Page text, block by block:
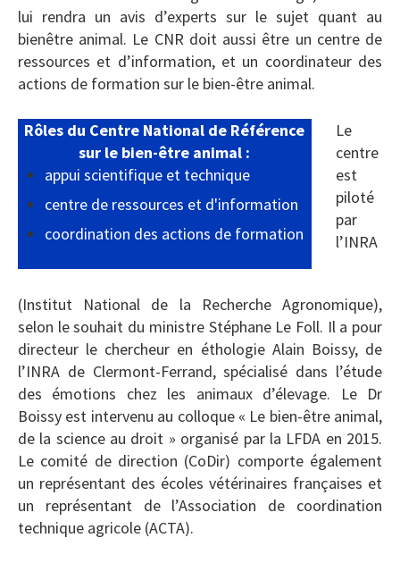
lui rendra un avis d’experts sur le sujet quant au
bienêtre animal. Le CNR doit aussi être un centre de
ressources et d’information, et un coordinateur des
actions de formation sur le bien-être animal.
Rôles du Centre National de Référence
sur le bien-être animal :
appui scientifique et technique
centre de ressources et d'information
coordination des actions de formation
Le
centre
est
piloté
par
l’INRA
(Institut National de la Recherche Agronomique),
selon le souhait du ministre Stéphane Le Foll. Il a pour
directeur le chercheur en éthologie Alain Boissy, de
l’INRA de Clermont-Ferrand, spécialisé dans l’étude
des émotions chez les animaux d’élevage. Le Dr
Boissy est intervenu au colloque « Le bien-être animal,
de la science au droit » organisé par la LFDA en 2015.
Le comité de direction (CoDir) comporte également
un représentant des écoles vétérinaires françaises et
un représentant de l’Association de coordination
technique agricole (ACTA).